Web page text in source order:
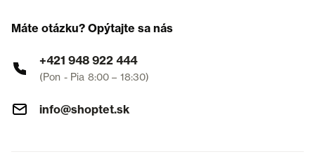
Máte otázku? Opýtajte sa nás
+421 948 922 444
(Pon - Pia 8:00 – 18:30)
info@shoptet.sk